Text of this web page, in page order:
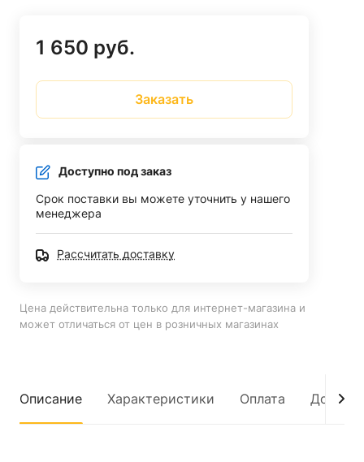
1 650 руб.
Заказать
Доступно под заказ
Срок поставки вы можете уточнить у нашего
менеджера
Рассчитать доставку
Цена действительна только для интернет-магазина и
может отличаться от цен в розничных магазинах
Описание Характеристики Оплата